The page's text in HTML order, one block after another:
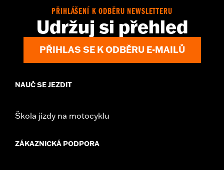
Shifter peg and installation instructions
2 year limited warranty – Go towww.h-
d.com/warranty
for full details
PŘIHLÁŠENÍ K ODBĚRU NEWSLETTERU
Udržuj si přehled
PŘIHLAS SE K ODBĚRU E-MAILŮ
NAUČ SE JEZDIT
Škola jízdy na motocyklu
ZÁKAZNICKÁ PODPORA